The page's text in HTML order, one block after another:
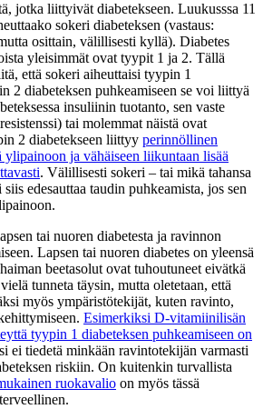
jotka liittyivät diabetekseen. Luukusssa 11
sokeri diabeteksen (vastaus:
osittain, välillisesti kyllä). Diabetes
yleisimmät ovat tyypit 1 ja 2. Tällä
että sokeri aiheuttaisi tyypin 1
2 diabeteksen puhkeamiseen se voi liittyä
insuliinin tuotanto, sen vaste
tai molemmat näistä ovat
2 diabetekseen liittyy perinnöllinen
ja vähäiseen liikuntaan lisää
. Välillisesti sokeri – tai mikä tahansa
edesauttaa taudin puhkeamista, jos sen
tai nuoren diabetesta ja ravinnon
Lapsen tai nuoren diabetes on yleensä
beetasolut ovat tuhoutuneet eivätkä
tunneta täysin, mutta oletetaan, että
myös ympäristötekijät, kuten ravinto,
Esimerkiksi D-vitamiinilisän
tyypin 1 diabeteksen puhkeamiseen on
ei tiedetä minkään ravintotekijän varmasti
riskiin. On kuitenkin turvallista
ruokavalio on myös tässä